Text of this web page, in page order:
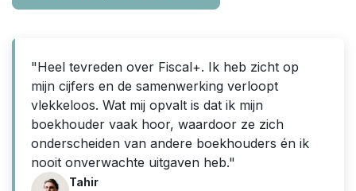
"Heel tevreden over Fiscal+. Ik heb zicht op
mijn cijfers en de samenwerking verloopt
vlekkeloos. Wat mij opvalt is dat ik mijn
boekhouder vaak hoor, waardoor ze zich
onderscheiden van andere boekhouders én ik
nooit onverwachte uitgaven heb."
Tahir